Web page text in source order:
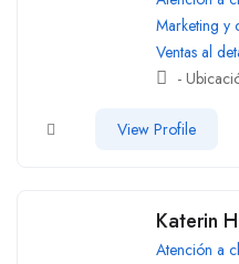
Marketing y
Ventas al
-
View Profile
Katerin
Atención a